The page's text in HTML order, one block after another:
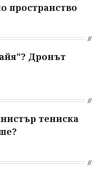
пространство
Дронът
тениска